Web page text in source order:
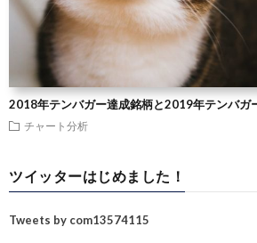
2018年テンバガー達成銘柄と2019年テンバガ
チャート分析
ツイッターはじめました！
Tweets by com13574115